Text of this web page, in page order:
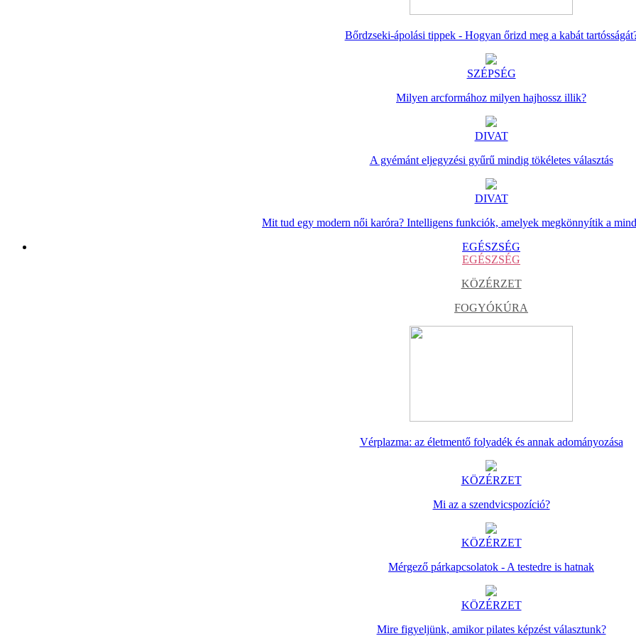
Bőrdzseki-ápolási tippek - Hogyan őrizd meg a kabát
SZÉPSÉG
Milyen arcformához milyen hajhossz illik?
DIVAT
A gyémánt eljegyzési gyűrű mindig tökéletes választás
DIVAT
Mit tud egy modern női karóra? Intelligens funkciók, amelyek megkönnyítik a
EGÉSZSÉG
EGÉSZSÉG
KÖZÉRZET
FOGYÓKÚRA
Vérplazma: az életmentő folyadék és annak adományozása
KÖZÉRZET
Mi az a szendvicspozíció?
KÖZÉRZET
Mérgező párkapcsolatok - A testedre is hatnak
KÖZÉRZET
Mire figyeljünk, amikor pilates képzést választunk?